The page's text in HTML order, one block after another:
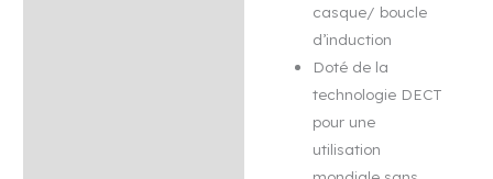
casque/ boucle
d’induction
Doté de la
technologie DECT
pour une
utilisation